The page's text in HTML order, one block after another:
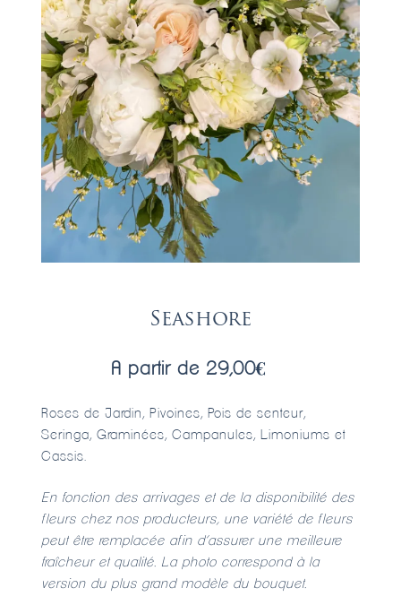
Seashore
A partir de 29,00€
Roses de Jardin, Pivoines, Pois de senteur,
Seringa, Graminées, Campanules, Limoniums et
Cassis.
En fonction des arrivages et de la disponibilité des
fleurs chez nos producteurs, une variété de fleurs
peut être remplacée afin d’assurer une meilleure
fraîcheur et qualité. La photo correspond à la
version du plus grand modèle du bouquet.